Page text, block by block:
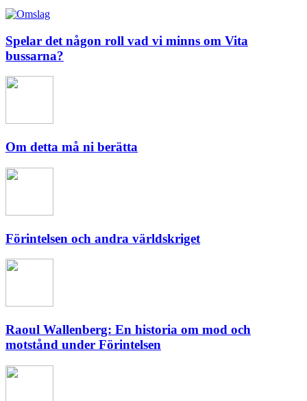
Spelar det någon roll vad vi minns om Vita
bussarna?
Om detta må ni berätta
Förintelsen och andra världskriget
Raoul Wallenberg: En historia om mod och
motstånd under Förintelsen